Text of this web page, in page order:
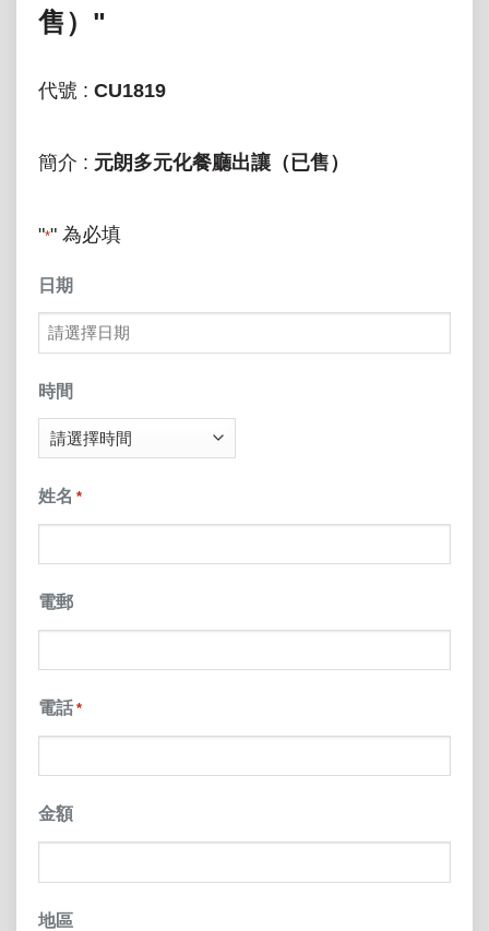
售）"
代號 : CU1819
簡介 : 元朗多元化餐廳出讓（已售）
"*" 為必填
日期
MM
slash
DD
YYYY
時間
姓名 *
電郵
電話 *
金額
地區